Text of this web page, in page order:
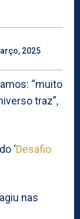
2025
“muito
traz”,
‘Desafio
nas